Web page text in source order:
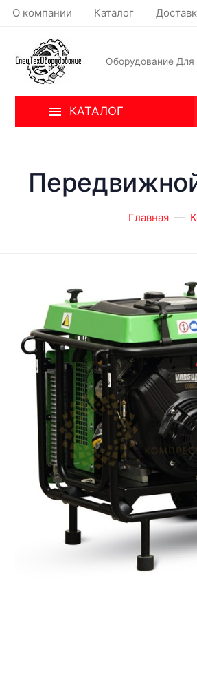
О компании Каталог
Оборудование Для
КАТАЛОГ
Главная